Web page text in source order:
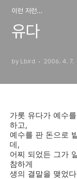
이런 저런...
유다
by Lbird 2006. 4. 7.
가롯 유다가 예수
하고,
예수를 판 돈으로
데,
어찌 되었든 그가
참하게
생의 결말을 맺었